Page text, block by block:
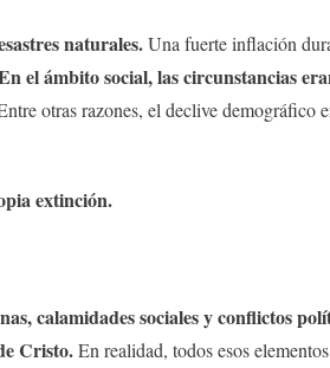
naturales.Una fuerte inflación
el ámbito social, las circunstancias
otras razones, el declive demográfico
extinción.
calamidades sociales y conflictos
Cristo.En realidad, todos esos